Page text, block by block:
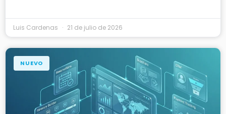
Luis Cardenas 21 de julio de 2026
NUEVO